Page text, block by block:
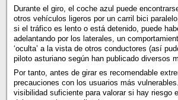
Durante el giro, el coche azul puede
otros vehículos ligeros por un carril bici
si el tráfico es lento o está detenido, puede
adelantando por los laterales, un
‘oculta’ a la vista de otros conductores (así
piloto asturiano según han publicado diversos
Por tanto, antes de girar es recomendable
precauciones con los usuarios más
visibilidad suficiente para valorar si hay riesgo